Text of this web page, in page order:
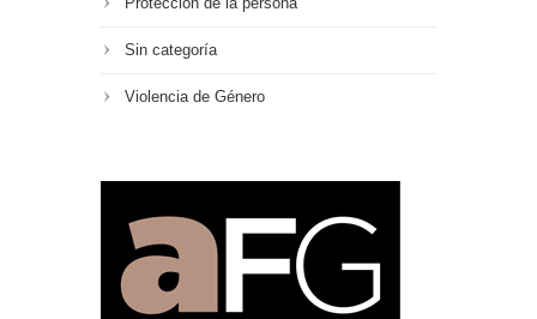
Sin categoría
Violencia de Género